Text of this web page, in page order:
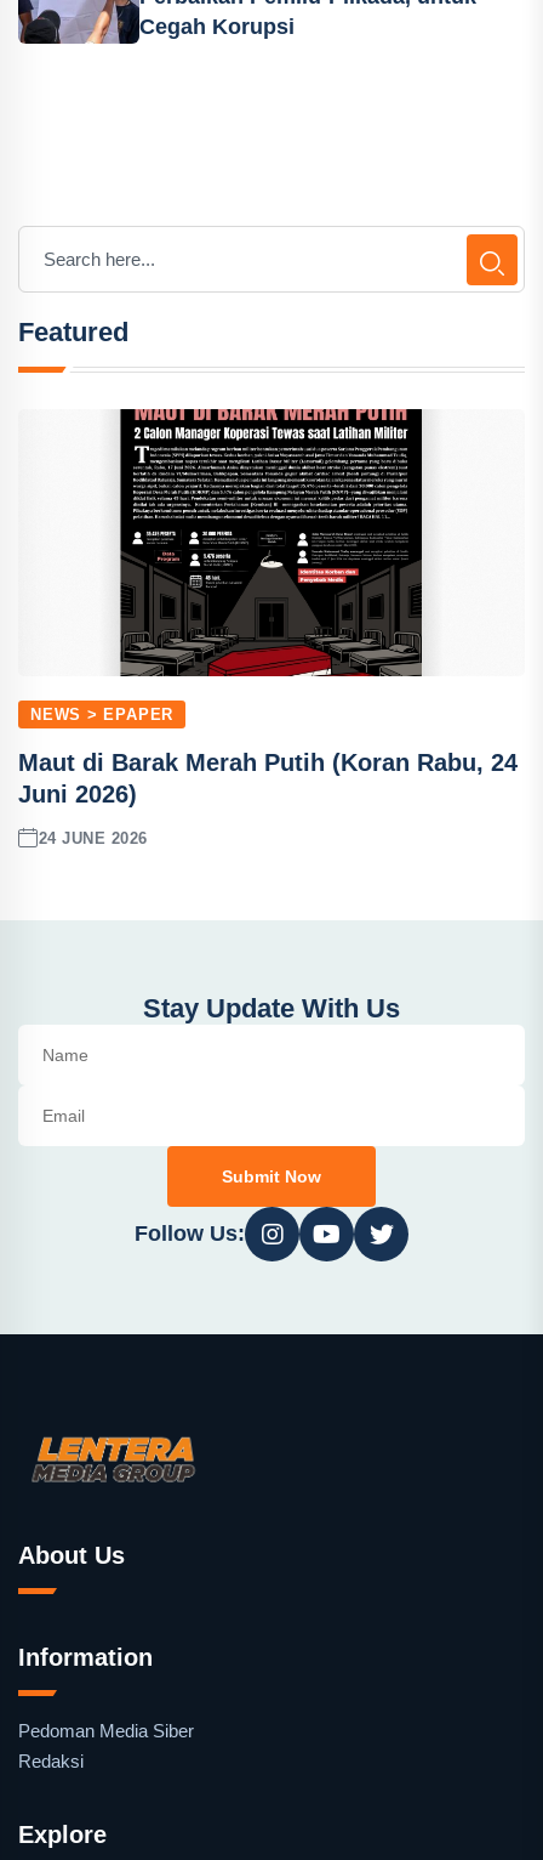
Cegah Korupsi
Featured
NEWS > EPAPER
Maut di Barak Merah Putih (Koran Rabu, 24
Juni 2026)
24 JUNE 2026
Stay Update With Us
Submit Now
Follow Us:
About Us
Information
Pedoman Media Siber
Redaksi
Explore